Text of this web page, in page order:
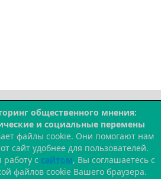
общественного мнения:
и социальные перемены
файлы cookie. Они помогают нам
сайт удобнее для пользователей.
с сайтом, Вы соглашаетесь с
файлов cookie Вашего браузера.